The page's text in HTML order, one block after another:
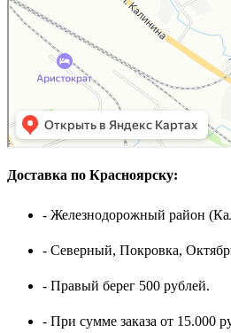
Доставка по Красноярску:
- Железнодорожный район
- Северный, Покровка,
- Правый берег 500 рублей.
- При сумме заказа от 15.000